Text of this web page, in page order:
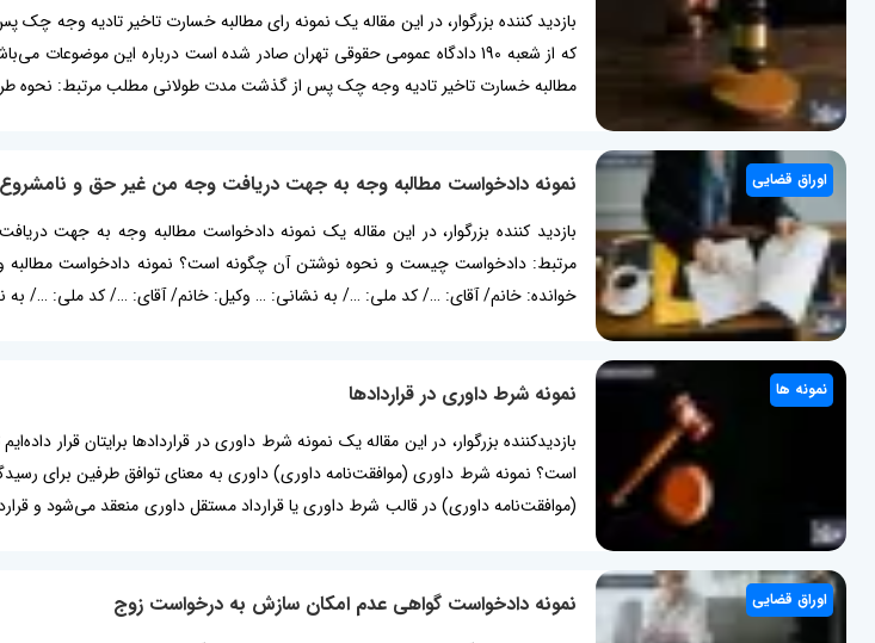
بازدید کننده بزرگوار، در این مقاله یک نمونه رای مطالبه خسارت تاخیر تادیه وجه
مطالبه خسارت تاخیر تادیه وجه چک پس از گذشت مدت طولانی مطلب مرتبط: نحوه
اوراق قضایی نمونه دادخواست مطالبه وجه به جهت دریافت وجه من غیر حق و نامشروع
بازدید کننده بزرگوار، در این مقاله یک نمونه دادخواست مطالبه وجه به جهت
مرتبط: دادخواست چیست و نحوه نوشتن آن چگونه است؟ نمونه دادخواست
خوانده: خانم/ آقای: …/ کد ملی: …/ به نشانی: … وکیل: خانم/ آقای: …/ کد ملی: …/ به
نمونه ها نمونه شرط داوری در قراردادها
بازدیدکننده بزرگوار، در این مقاله یک نمونه شرط داوری در قراردادها برایتان قرار
است؟ نمونه شرط داوری (موافقت‌نامه داوری) داوری به معنای توافق طرفین برای
(موافقت‌نامه داوری) در قالب شرط داوری یا قرارداد مستقل داوری منعقد می‌شود و
اوراق قضایی نمونه دادخواست گواهی عدم امکان سازش به درخواست زوج